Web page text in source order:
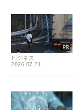
ビジネス
2026.07.21